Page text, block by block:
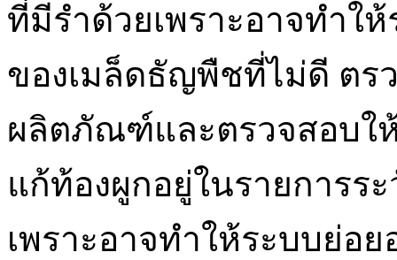
ที่มีรำด้วยเพราะอาจทำใ
ของเมล็ดธัญพืชที่ไม่ดี ตร
ผลิตภัณฑ์และตรวจสอบใ
แก้ท้องผูกอยู่ในรายการ
เพราะอาจทำให้ระบบย่อ